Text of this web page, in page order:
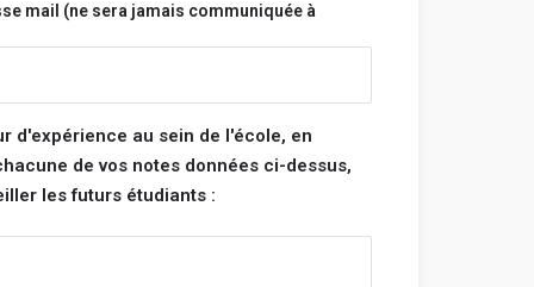
:
mail (ne sera jamais communiquée à
d'expérience au sein de l'école, en
de vos notes données ci-dessus,
les futurs étudiants :